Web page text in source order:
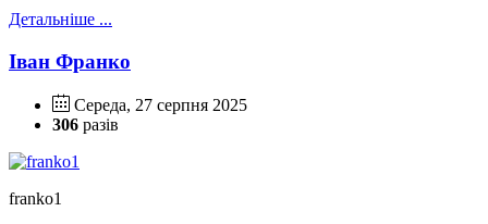
Детальніше ...
Іван Франко
Середа, 27 серпня 2025
306 разів
franko1